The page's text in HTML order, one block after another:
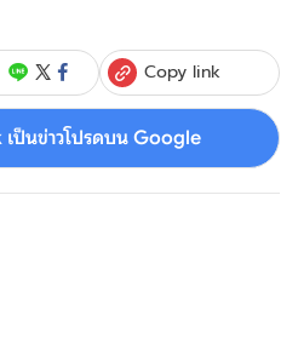
Copy link
ป็นข่าวโปรดบน Google